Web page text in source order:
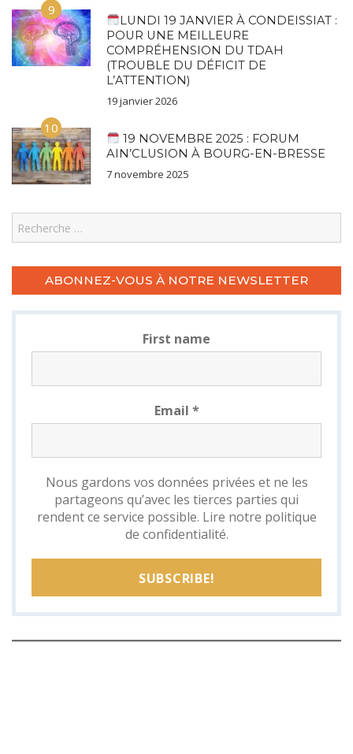
9
LUNDI 19 JANVIER À CONDEISSIAT :
POUR UNE MEILLEURE
COMPRÉHENSION DU TDAH
(TROUBLE DU DÉFICIT DE
L’ATTENTION)
19 janvier 2026
10
19 NOVEMBRE 2025 : FORUM
AIN’CLUSION À BOURG-EN-BRESSE
7 novembre 2025
Search
ABONNEZ-VOUS À NOTRE NEWSLETTER
First name
Email *
Nous gardons vos données privées et ne les
partageons qu’avec les tierces parties qui
rendent ce service possible. Lire notre politique
de confidentialité.